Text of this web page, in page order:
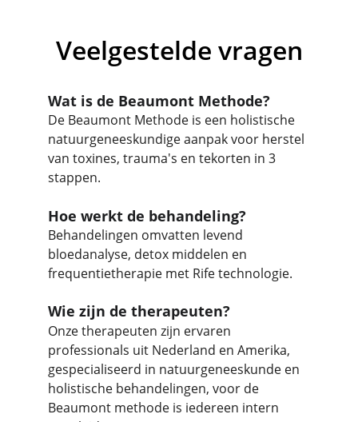
Veelgestelde vragen
Wat is de Beaumont Methode?
De Beaumont Methode is een holistische
natuurgeneeskundige aanpak voor herstel
van toxines, trauma's en tekorten in 3
stappen.
Hoe werkt de behandeling?
Behandelingen omvatten levend
bloedanalyse, detox middelen en
frequentietherapie met Rife technologie.
Wie zijn de therapeuten?
Onze therapeuten zijn ervaren
professionals uit Nederland en Amerika,
gespecialiseerd in natuurgeneeskunde en
holistische behandelingen, voor de
Beaumont methode is iedereen intern